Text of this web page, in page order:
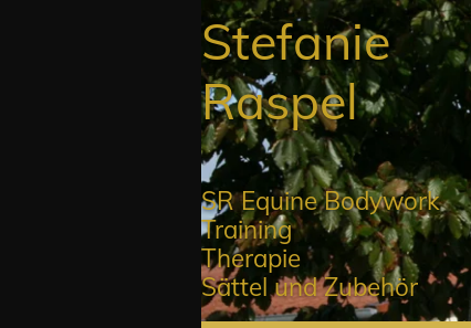
Stefanie
SR Equine Bodywork
Training
Therapie
Sättel und Zubehör